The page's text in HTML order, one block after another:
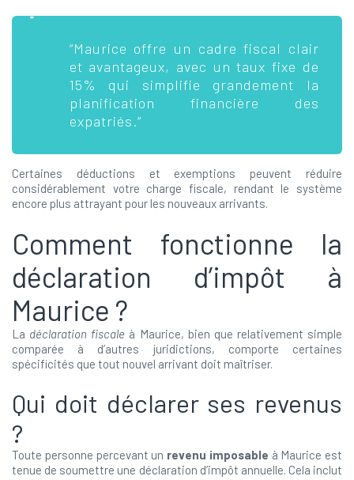
“Maurice offre un cadre fiscal clair
et avantageux, avec un taux fixe de
15% qui simplifie grandement la
planification financière des
expatriés.”
Certaines déductions et exemptions peuvent réduire
considérablement votre charge fiscale, rendant le système
encore plus attrayant pour les nouveaux arrivants.
Comment fonctionne la
déclaration d’impôt à
Maurice ?
La déclaration fiscale à Maurice, bien que relativement simple
comparée à d’autres juridictions, comporte certaines
spécificités que tout nouvel arrivant doit maîtriser.
Qui doit déclarer ses revenus
?
Toute personne percevant un revenu imposable à Maurice est
tenue de soumettre une déclaration d’impôt annuelle. Cela inclut